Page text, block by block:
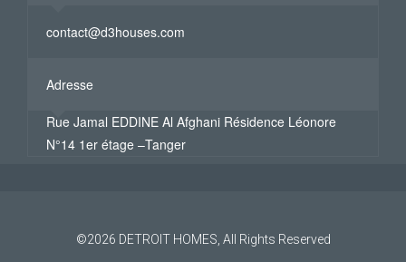
contact@d3houses.com
Adresse
Rue Jamal EDDINE Al Afghani Résidence Léonore
N°14 1er étage –Tanger
©2026 DETROIT HOMES , All Rights Reserved